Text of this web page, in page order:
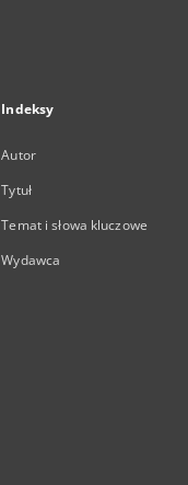
Indeksy
Autor
Tytuł
Temat i słowa kluczowe
Wydawca